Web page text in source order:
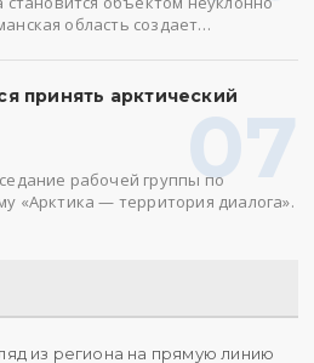
область создает…
07
принять арктический
рабочей группы по
«Арктика — территория диалога».